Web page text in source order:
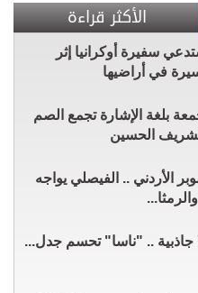
الأكثر قراءة
سفيرة أوكرانيا إثر
في أراضيها
بلغة الإشارة تجمع الصم
الحسين
الأردني .. الفيصلي يواجه